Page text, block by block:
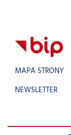
MAPA STRONY
NEWSLETTER